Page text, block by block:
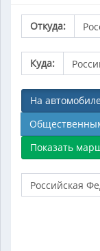
Откуда:
Куда:
На автомобиле